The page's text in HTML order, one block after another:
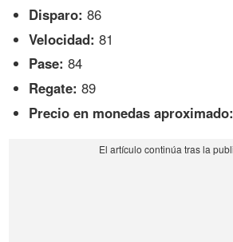
Disparo: 86
Velocidad: 81
Pase: 84
Regate: 89
Precio en monedas aproximado: